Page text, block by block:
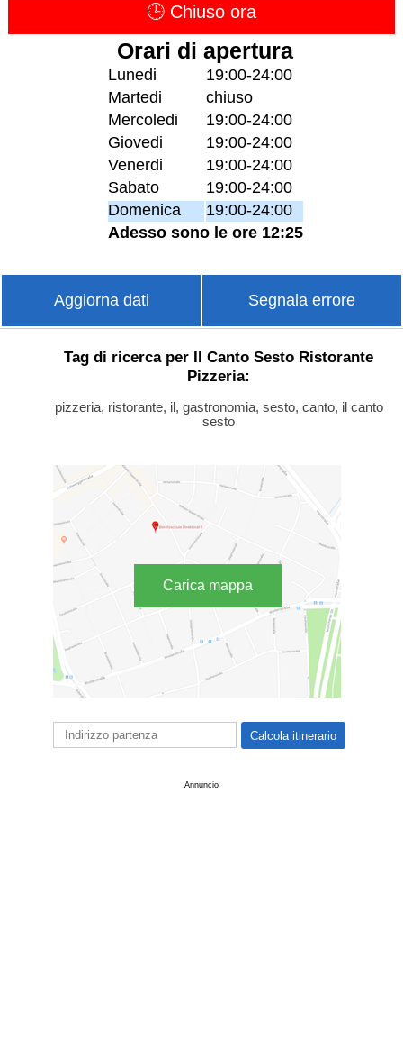
🕒 Chiuso ora
Orari di apertura
Lunedi
19:00-24:00
Martedi
chiuso
Mercoledi
19:00-24:00
Giovedi
19:00-24:00
Venerdi
19:00-24:00
Sabato
19:00-24:00
Domenica
19:00-24:00
Adesso sono le ore 12:25
Aggiorna dati Segnala errore
Tag di ricerca per Il Canto Sesto Ristorante
Pizzeria:
pizzeria, ristorante, il, gastronomia, sesto, canto, il canto
sesto
Carica mappa
Annuncio